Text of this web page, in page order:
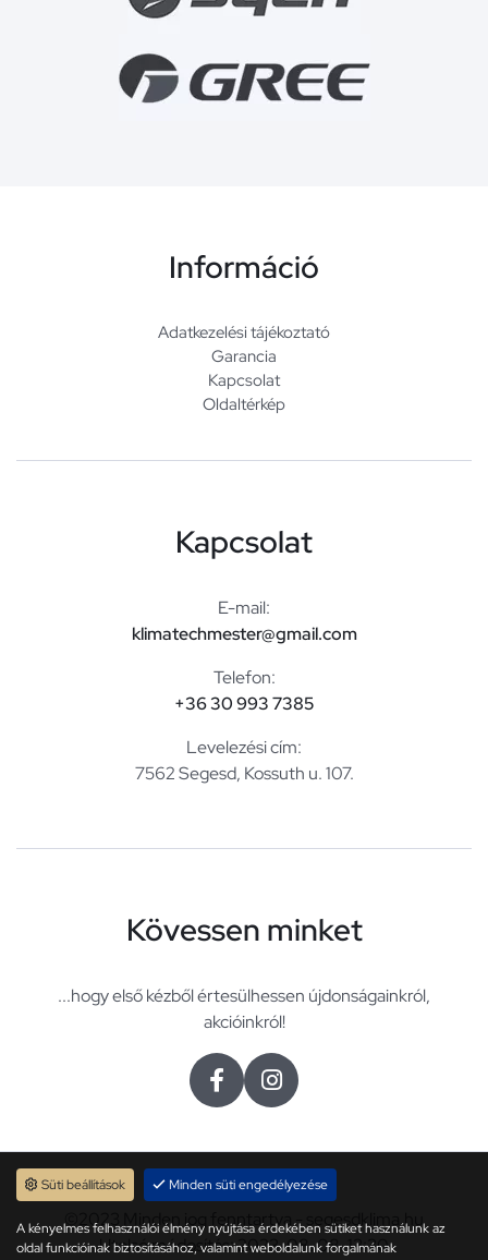
Információ
Adatkezelési tájékoztató
Garancia
Kapcsolat
Oldaltérkép
Kapcsolat
E-mail:
klimatechmester@gmail.com
Telefon:
+36 30 993 7385
Levelezési cím:
7562 Segesd, Kossuth u. 107.
Kövessen minket
...hogy első kézből értesülhessen újdonságainkról,
akcióinkról!
©2023 Minden jog fenntartva - segesdklima.hu
Utolsó módosítás: 2023. 08. 08. 13:30
Süti beállítások Minden süti engedélyezése
A kényelmes felhasználói élmény nyújtása érdekében sütiket használunk az
oldal funkcióinak biztosításához, valamint weboldalunk forgalmának